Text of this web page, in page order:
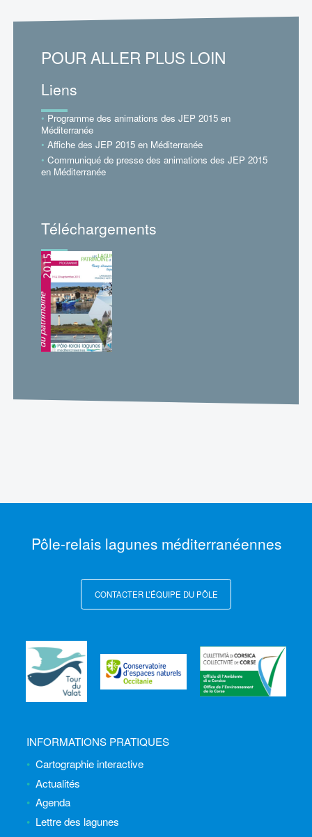
POUR ALLER PLUS LOIN
Liens
Programme des animations des JEP 2015 en
Méditerranée
Affiche des JEP 2015 en Méditerranée
Communiqué de presse des animations des JEP 2015
en Méditerranée
Téléchargements
Pôle-relais lagunes méditerranéennes
CONTACTER L’ÉQUIPE DU PÔLE
INFORMATIONS PRATIQUES
Cartographie interactive
Actualités
Agenda
Lettre des lagunes